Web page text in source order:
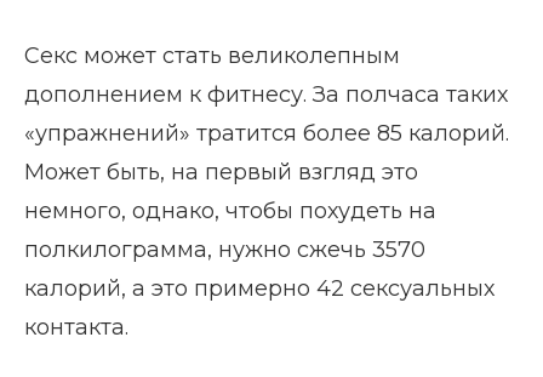
Секс может стать великолепным
дополнением к фитнесу. За полчаса таких
«упражнений» тратится более 85 калорий.
Может быть, на первый взгляд это
немного, однако, чтобы похудеть на
полкилограмма, нужно сжечь 3570
калорий, а это примерно 42 сексуальных
контакта.